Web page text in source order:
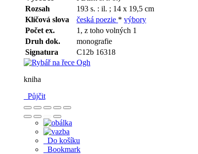
Rozsah
193 s. : il. ; 14 x 19,5 cm
Klíčová slova
česká poezie * výbory
Počet ex.
1, z toho volných 1
Druh dok.
monografie
Signatura
C12b 16318
kniha
Půjčit
Do košíku
Bookmark